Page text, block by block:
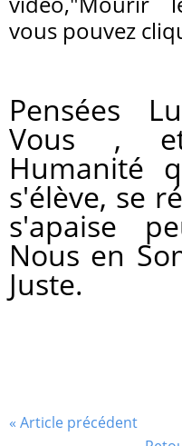
vous pouvez
Pensées
Vous ,
Humanité
s'élève, se
s'apaise
Nous en
Juste.
« Article précédent